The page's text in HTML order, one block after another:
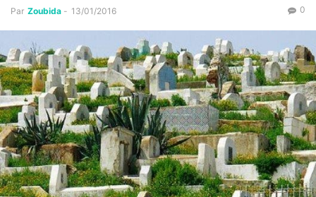
Par Zoubida - 13/01/2016 0